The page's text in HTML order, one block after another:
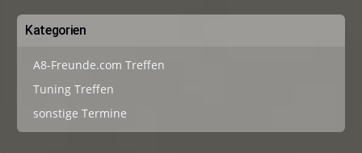
Kategorien
A8-Freunde.com Treffen
Tuning Treffen
sonstige Termine